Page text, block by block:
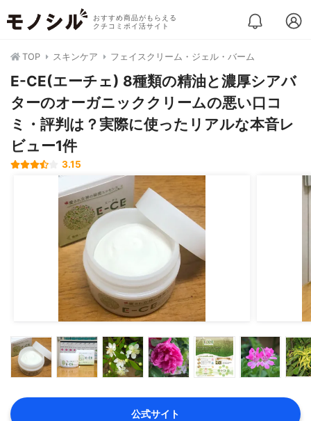
おすすめ商品がもらえる
クチコミポイ活サイト
TOP スキンケア フェイスクリーム・ジェル・バーム
E-CE(エーチェ) 8種類の精油と濃厚シアバ
ターのオーガニッククリームの悪い口コ
ミ・評判は？実際に使ったリアルな本音レ
ビュー1件
3.15
公式サイト